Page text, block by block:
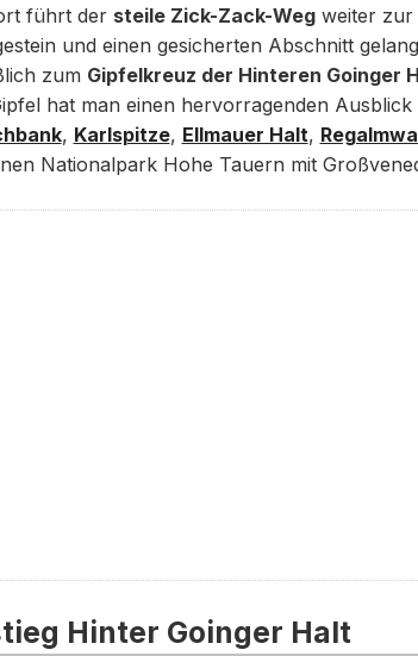
führt der steile Zick-Zack-Wegweiter zur
und einen gesicherten Abschnitt
zum Gipfelkreuz der Hinteren Goinger
hat man einen hervorragenden
, Karlspitze, Ellmauer Halt,
Nationalpark Hohe Tauern mit
Hinter Goinger Halt